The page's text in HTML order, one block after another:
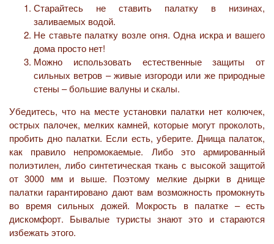
Старайтесь не ставить палатку в низинах,
заливаемых водой.
Не ставьте палатку возле огня. Одна искра и вашего
дома просто нет!
Можно использовать естественные защиты от
сильных ветров – живые изгороди или же природные
стены – большие валуны и скалы.
Убедитесь, что на месте установки палатки нет колючек,
острых палочек, мелких камней, которые могут проколоть,
пробить дно палатки. Если есть, уберите. Днища палаток,
как правило непромокаемые. Либо это армированный
полиэтилен, либо синтетическая ткань с высокой защитой
от 3000 мм и выше. Поэтому мелкие дырки в днище
палатки гарантировано дают вам возможность промокнуть
во время сильных дожей. Мокрость в палатке – есть
дискомфорт. Бывалые туристы знают это и стараются
избежать этого.